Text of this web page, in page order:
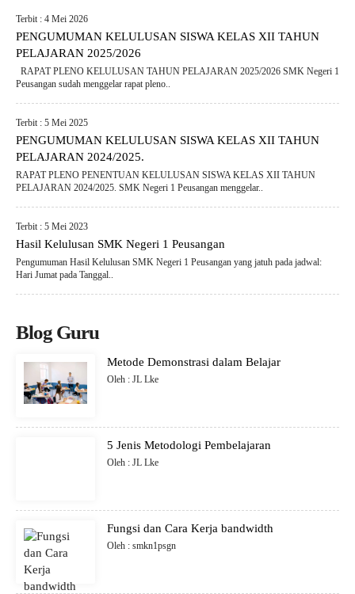
Terbit : 4 Mei 2026
PENGUMUMAN KELULUSAN SISWA KELAS XII TAHUN
PELAJARAN 2025/2026
RAPAT PLENO KELULUSAN TAHUN PELAJARAN 2025/2026 SMK Negeri 1
Peusangan sudah menggelar rapat pleno..
Terbit : 5 Mei 2025
PENGUMUMAN KELULUSAN SISWA KELAS XII TAHUN
PELAJARAN 2024/2025.
RAPAT PLENO PENENTUAN KELULUSAN SISWA KELAS XII TAHUN
PELAJARAN 2024/2025. SMK Negeri 1 Peusangan menggelar..
Terbit : 5 Mei 2023
Hasil Kelulusan SMK Negeri 1 Peusangan
Pengumuman Hasil Kelulusan SMK Negeri 1 Peusangan yang jatuh pada jadwal:
Hari Jumat pada Tanggal..
Blog Guru
Metode Demonstrasi dalam Belajar
Oleh : JL Lke
5 Jenis Metodologi Pembelajaran
Oleh : JL Lke
Fungsi dan Cara Kerja bandwidth
Oleh : smkn1psgn